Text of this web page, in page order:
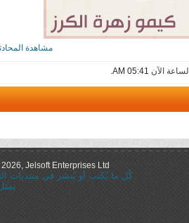
مشاهدة
الساعة الآن 05:41 AM
.
Jelsoft Enterprises Ltd.
كُل ما يُكتب أو يُنشر في منتديات